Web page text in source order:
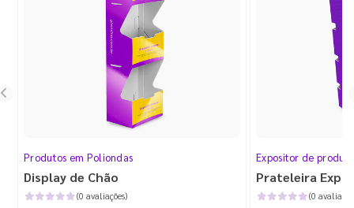
Produtos em Poliondas
Display de Chão
(0 avaliações)
Expositor de
Prateleira
(0